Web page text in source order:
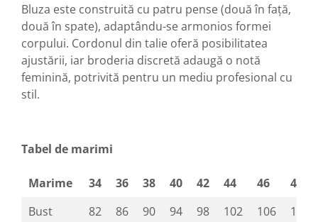
Bluza este construită cu patru pense (două în față,
două în spate), adaptându-se armonios formei
corpului. Cordonul din talie oferă posibilitatea
ajustării, iar broderia discretă adaugă o notă
feminină, potrivită pentru un mediu profesional cu
stil.
Tabel de marimi
Marime 34 36 38 40 42 44 46
48
Bust
82 86 90 94 98 102 106
110